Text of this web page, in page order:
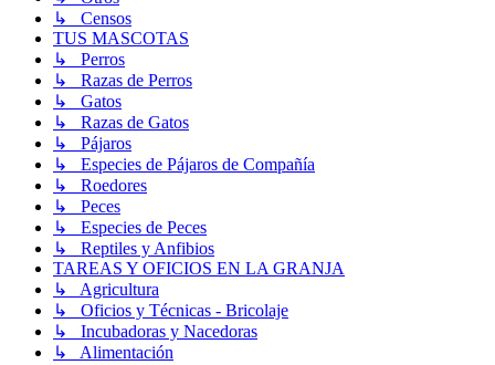
↳ Censos
TUS MASCOTAS
↳ Perros
↳ Razas de Perros
↳ Gatos
↳ Razas de Gatos
↳ Pájaros
↳ Especies de Pájaros de Compañía
↳ Roedores
↳ Peces
↳ Especies de Peces
↳ Reptiles y Anfibios
TAREAS Y OFICIOS EN LA GRANJA
↳ Agricultura
↳ Oficios y Técnicas - Bricolaje
↳ Incubadoras y Nacedoras
↳ Alimentación